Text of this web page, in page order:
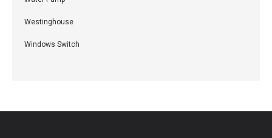
Westinghouse
Windows Switch